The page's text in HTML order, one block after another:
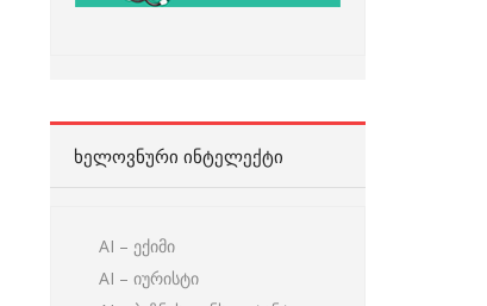
ᲮᲔᲚᲝᲕᲜᲣᲠᲘ ᲘᲜᲢᲔᲚᲔᲥᲢᲘ
AI – ექიმი
AI – იურისტი